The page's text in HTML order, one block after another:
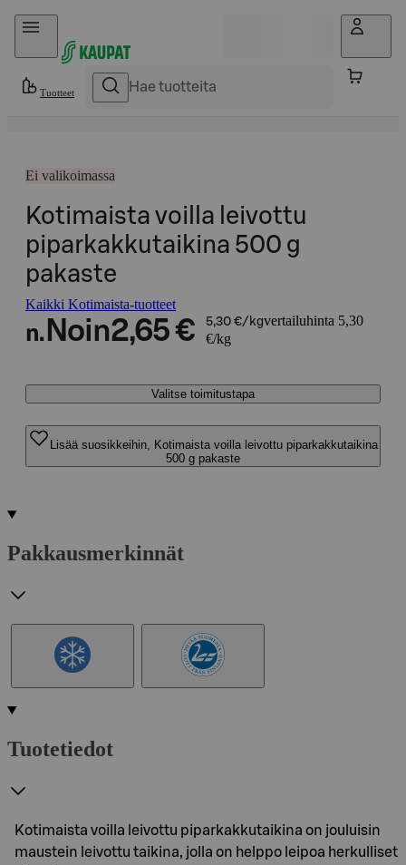
Hyppää sisältöön
Tuotteet
Ei valikoimassa
Kotimaista voilla leivottu
piparkakkutaikina 500 g
pakaste
Kaikki Kotimaista-tuotteet
n. Noin2,65 € 5,30 €/kgvertailuhinta 5,30
€/kg
Valitse toimitustapa
Lisää suosikkeihin, Kotimaista voilla leivottu piparkakkutaikina
500 g pakaste
Pakkausmerkinnät
Tuotetiedot
Kotimaista voilla leivottu piparkakkutaikina on jouluisin
maustein leivottu taikina, jolla on helppo leipoa herkulliset